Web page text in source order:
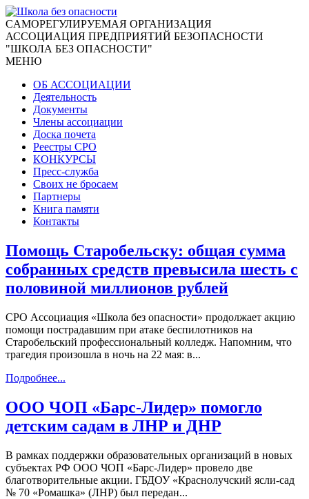
CАМОРЕГУЛИРУЕМАЯ ОРГАНИЗАЦИЯ
АССОЦИАЦИЯ ПРЕДПРИЯТИЙ БЕЗОПАСНОСТИ
"ШКОЛА БЕЗ ОПАСНОСТИ"
МЕНЮ
ОБ АССОЦИАЦИИ
Деятельность
Документы
Члены ассоциации
Доска почета
Реестры СРО
КОНКУРСЫ
Пресс-служба
Своих не бросаем
Партнеры
Книга памяти
Контакты
Помощь Старобельску: общая сумма
собранных средств превысила шесть с
половиной миллионов рублей
СРО Ассоциация «Школа без опасности» продолжает акцию
помощи пострадавшим при атаке беспилотников на
Старобельский профессиональный колледж. Напомним, что
трагедия произошла в ночь на 22 мая: в...
Подробнее...
ООО ЧОП «Барс-Лидер» помогло
детским садам в ЛНР и ДНР
В рамках поддержки образовательных организаций в новых
субъектах РФ ООО ЧОП «Барс-Лидер» провело две
благотворительные акции. ГБДОУ «Краснолучский ясли-сад
№ 70 «Ромашка» (ЛНР) был передан...